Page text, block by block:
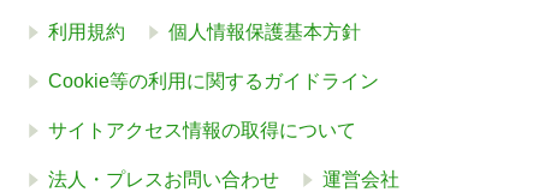
利用規約 個人情報保護基本方針
Cookie等の利用に関するガイドライン
サイトアクセス情報の取得について
法人・プレスお問い合わせ 運営会社